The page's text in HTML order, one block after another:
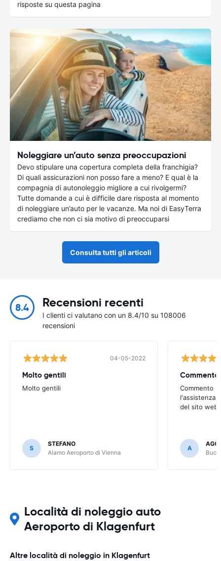
risposte su questa pagina
Noleggiare un’auto senza preoccupazioni
Devo stipulare una copertura completa della franchigia?
Di quali assicurazioni non posso fare a meno? E qual è la
compagnia di autonoleggio migliore a cui rivolgermi?
Tutte domande a cui è difficile dare risposta al momento
di noleggiare un’auto per le vacanze. Ma noi di EasyTerra
crediamo che non ci sia motivo di preoccuparsi
Consulta tutti gli articoli
8.4 Recensioni recenti
I clienti ci valutano con un 8.4/10 su 108006
recensioni
04-05-2022
Molto gentili
Molto gentili
S
STEFANO
Alamo Aeroporto di Vienna
Commento
l'assistenza
del sito web.
A
Località di noleggio auto
Aeroporto di Klagenfurt
Altre località di noleggio in Klagenfurt